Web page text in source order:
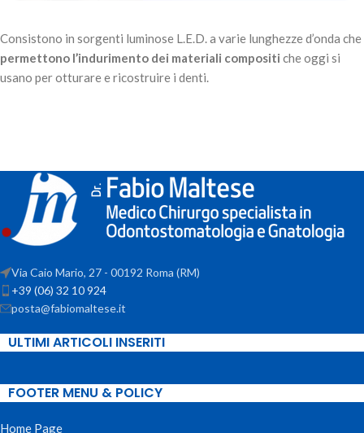
Consistono in sorgenti luminose L.E.D. a varie lunghezze d’onda che
permettono l’indurimento dei materiali compositi che oggi si
usano per otturare e ricostruire i denti.
Via Caio Mario, 27 - 00192 Roma (RM)
+39 (06) 32 10 924
posta@fabiomaltese.it
ULTIMI ARTICOLI INSERITI
FOOTER MENU & POLICY
Home Page